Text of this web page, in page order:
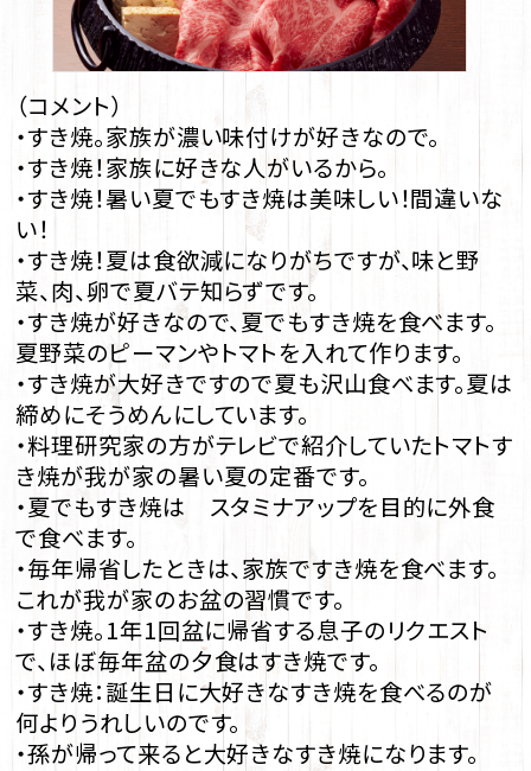
（コメント）
・すき焼。家族が濃い味付けが好きなので。
・すき焼！家族に好きな人がいるから。
・すき焼！暑い夏でもすき焼は美味しい！間違いな
い！
・すき焼！夏は食欲減になりがちですが、味と野
菜、肉、卵で夏バテ知らずです。
・すき焼が好きなので、夏でもすき焼を食べます。
夏野菜のピーマンやトマトを入れて作ります。
・すき焼が大好きですので夏も沢山食べます。夏は
締めにそうめんにしています。
・料理研究家の方がテレビで紹介していたトマトす
き焼が我が家の暑い夏の定番です。
・夏でもすき焼は スタミナアップを目的に外食
で食べます。
・毎年帰省したときは、家族ですき焼を食べます。
これが我が家のお盆の習慣です。
・すき焼。1年1回盆に帰省する息子のリクエスト
で、ほぼ毎年盆の夕食はすき焼です。
・すき焼：誕生日に大好きなすき焼を食べるのが
何よりうれしいのです。
・孫が帰って来ると大好きなすき焼になります。